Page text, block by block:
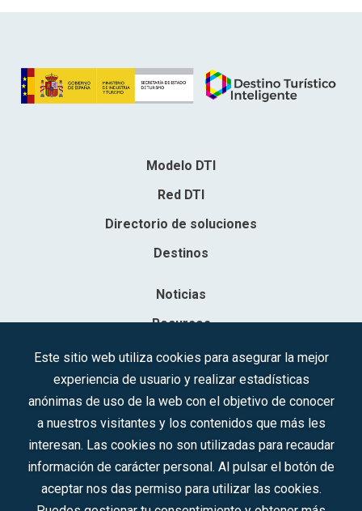
Modelo DTI
Red DTI
Directorio de soluciones
Destinos
Noticias
Recursos
Contacto
Sociedad Mercantil Estatal para la Gestión de la Innovación y las
Inscrita en el R.M. de Madrid, T, 12593, Se. 8, F. 129, H. 201.307.
C.I.F.: A-81/874.984
Síguenos en redes sociales:
Este sitio web utiliza cookies para asegurar la mejor
experiencia de usuario y realizar estadísticas
anónimas de uso de la web con el objetivo de conocer
a nuestros visitantes y los contenidos que más les
interesan. Las cookies no son utilizadas para recaudar
información de carácter personal. Al pulsar el botón de
aceptar nos das permiso para utilizar las cookies.